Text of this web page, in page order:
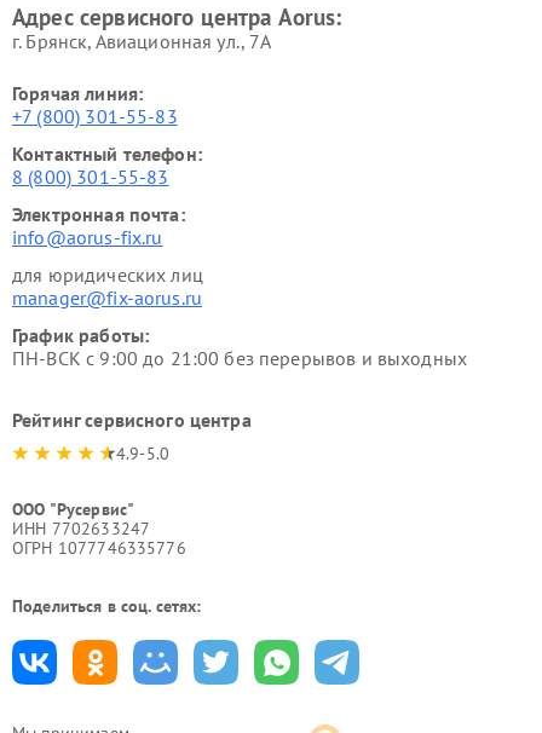
Адрес сервисного центра Aorus:
г. Брянск, Авиационная ул., 7А
Горячая линия:
+7 (800) 301-55-83
Контактный телефон:
8 (800) 301-55-83
Электронная почта:
info@aorus-fix.ru
для юридических лиц
manager@fix-aorus.ru
График работы:
ПН-ВСК с 9:00 до 21:00 без перерывов и выходных
Рейтинг сервисного центра
4.9-5.0
ООО "Русервис"
ИНН 7702633247
ОГРН 1077746335776
Поделиться в соц. сетях: